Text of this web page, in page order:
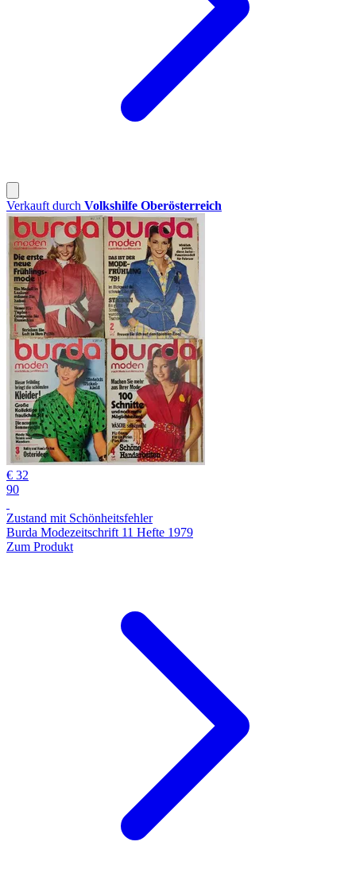
Verkauft durch Volkshilfe Oberösterreich
€ 32
90
Zustand mit Schönheitsfehler
Burda Modezeitschrift 11 Hefte 1979
Zum Produkt